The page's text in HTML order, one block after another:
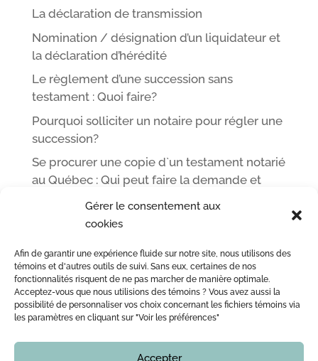
Gérer le consentement aux
cookies
Afin de garantir une expérience fluide sur notre site, nous utilisons des
témoins et d'autres outils de suivi. Sans eux, certaines de nos
fonctionnalités risquent de ne pas marcher de manière optimale.
Acceptez-vous que nous utilisions des témoins ? Vous avez aussi la
possibilité de personnaliser vos choix concernant les fichiers témoins via
les paramètres en cliquant sur "Voir les préférences"
Accepter
La déclaration de transmission
Nomination / désignation d’un liquidateur et
la déclaration d’hérédité
Le règlement d’une succession sans
testament : Quoi faire?
Pourquoi solliciter un notaire pour régler une
succession?
Se procurer une copie d`un testament notarié
au Québec : Qui peut faire la demande et
ACCUEIL
L’ÉQUIPE DE ME LEOPOLD LINCÀ NOTAIRE
ACTE NOTARIÉ / CERTIFICATION
OUTILS
BLOG
NOUS JOINDRE